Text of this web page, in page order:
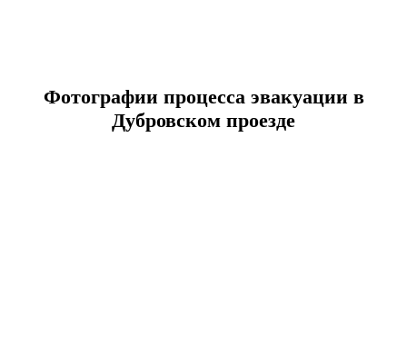
Фотографии процесса эвакуации в
Дубровском проезде